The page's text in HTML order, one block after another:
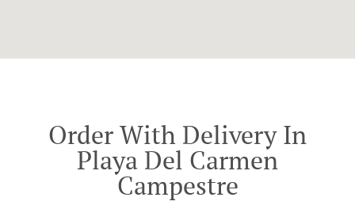
Order With Delivery In
Playa Del Carmen
Campestre